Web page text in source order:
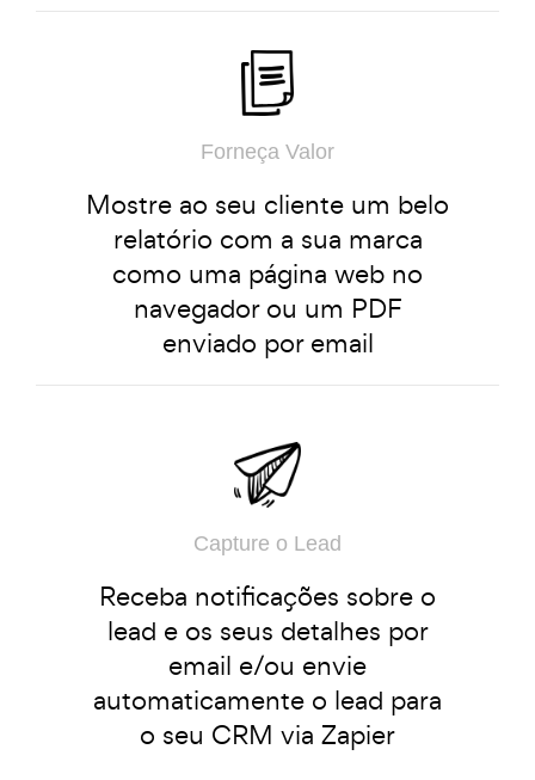
Forneça Valor
Mostre ao seu cliente um belo
relatório com a sua marca
como uma página web no
navegador ou um PDF
enviado por email
Capture o Lead
Receba notificações sobre o
lead e os seus detalhes por
email e/ou envie
automaticamente o lead para
o seu CRM via Zapier